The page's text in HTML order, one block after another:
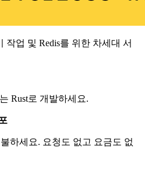
작업 및 Redis를 위한 차세대 서
Rust로 개발하세요.
하세요. 요청도 없고 요금도 없